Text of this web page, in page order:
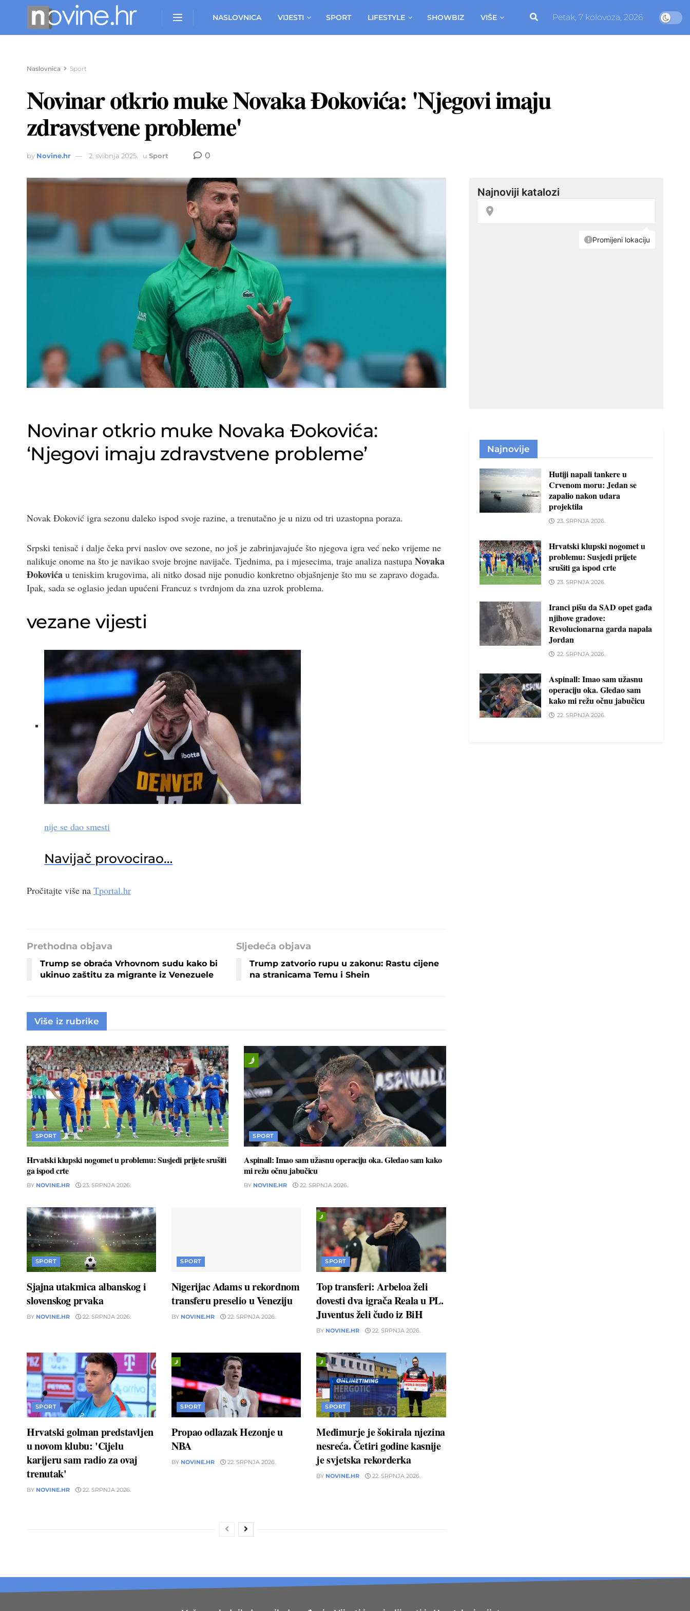
NASLOVNICA VIJESTI SPORT LIFESTYLE SHOWBIZ VIŠE Petak, 7 kolovoza, 2026.
Naslovnica Sport
Novinar otkrio muke Novaka Đokovića: 'Njegovi imaju
zdravstvene probleme'
by Novine.hr 2. svibnja 2025. u Sport 0
Novinar otkrio muke Novaka Đokovića:
‘Njegovi imaju zdravstvene probleme’
Novak Đoković igra sezonu daleko ispod svoje razine, a trenutačno je u nizu od tri uzastopna poraza.
Srpski tenisač i dalje čeka prvi naslov ove sezone, no još je zabrinjavajuće što njegova igra već neko vrijeme ne
nalikuje onome na što je navikao svoje brojne navijače. Tjednima, pa i mjesecima, traje analiza nastupa Novaka
Đokovića u teniskim krugovima, ali nitko dosad nije ponudio konkretno objašnjenje što mu se zapravo događa.
Ipak, sada se oglasio jedan upućeni Francuz s tvrdnjom da zna uzrok problema.
vezane vijesti
nije se dao smesti
Navijač provocirao…
Pročitajte više na Tportal.hr
Prethodna objava
Trump se obraća Vrhovnom sudu kako bi
ukinuo zaštitu za migrante iz Venezuele
Sljedeća objava
Trump zatvorio rupu u zakonu: Rastu cijene
na stranicama Temu i Shein
Više iz rubrike
SPORT
Hrvatski klupski nogomet u problemu: Susjedi prijete srušiti
ga ispod crte
BY NOVINE.HR 23. SRPNJA 2026.
SPORT
Aspinall: Imao sam užasnu operaciju oka. Gledao sam kako
mi režu očnu jabučicu
BY NOVINE.HR 22. SRPNJA 2026.
SPORT
Sjajna utakmica albanskog i
slovenskog prvaka
BY NOVINE.HR 22. SRPNJA 2026.
SPORT
Nigerijac Adams u rekordnom
transferu preselio u Veneziju
BY NOVINE.HR 22. SRPNJA 2026.
SPORT
Top transferi: Arbeloa želi
dovesti dva igrača Reala u PL.
Juventus želi čudo iz BiH
BY NOVINE.HR 22. SRPNJA 2026.
SPORT
Hrvatski golman predstavljen
u novom klubu: 'Cijelu
karijeru sam radio za ovaj
trenutak'
BY NOVINE.HR 22. SRPNJA 2026.
SPORT
Propao odlazak Hezonje u
NBA
BY NOVINE.HR 22. SRPNJA 2026.
SPORT
Međimurje je šokirala njezina
nesreća. Četiri godine kasnije
je svjetska rekorderka
BY NOVINE.HR 22. SRPNJA 2026.
Najnovije
Hutiji napali tankere u
Crvenom moru: Jedan se
zapalio nakon udara
projektila
23. SRPNJA 2026.
Hrvatski klupski nogomet u
problemu: Susjedi prijete
srušiti ga ispod crte
23. SRPNJA 2026.
Iranci pišu da SAD opet gađa
njihove gradove:
Revolucionarna garda napala
Jordan
22. SRPNJA 2026.
Aspinall: Imao sam užasnu
operaciju oka. Gledao sam
kako mi režu očnu jabučicu
22. SRPNJA 2026.